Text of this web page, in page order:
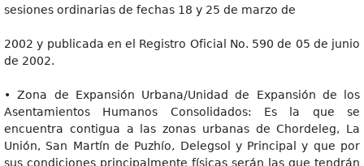
sesiones ordinarias de fechas 18 y 25 de marzo de
2002 y publicada en el Registro Oficial No. 590 de 05 de junio
de 2002.
• Zona de Expansión Urbana/Unidad de Expansión de los
Asentamientos Humanos Consolidados: Es la que se
encuentra contigua a las zonas urbanas de Chordeleg, La
Unión, San Martín de Puzhío, Delegsol y Principal y que por
sus condiciones principalmente físicas serán las que tendrán